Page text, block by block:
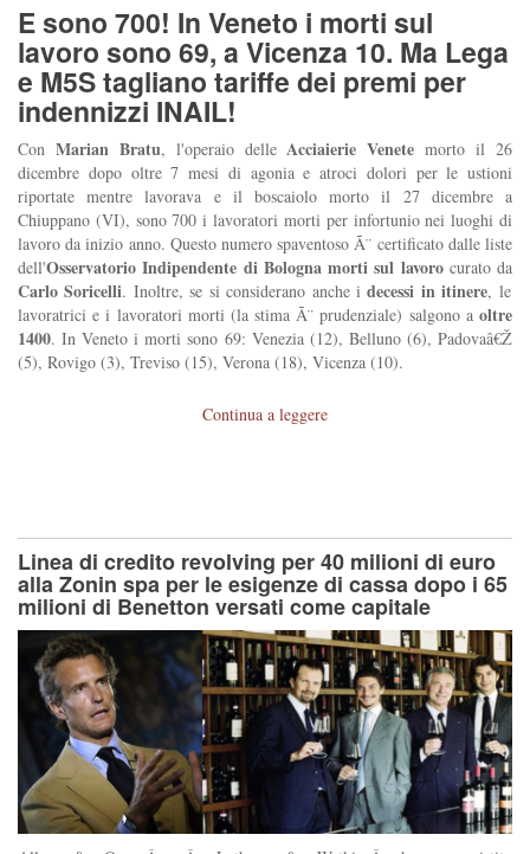
E sono 700! In Veneto i morti sul
lavoro sono 69, a Vicenza 10. Ma Lega
e M5S tagliano tariffe dei premi per
indennizzi INAIL!
Con Marian Bratu, l'operaio delleAcciaierie Venetemorto il 26
dicembre dopo oltre 7 mesi di agonia e atroci dolori per le ustioni
riportate mentre lavorava e il boscaiolo morto il 27 dicembre a
Chiuppano (VI), sono 700 i lavoratori morti per infortunio nei luoghi di
lavoro da inizio anno. Questo numero spaventoso Ã¨ certificato dalle liste
dell'Osservatorio Indipendente di Bologna morti sul lavorocurato da
Carlo Soricelli. Inoltre, se si considerano anche idecessi in itinere, le
lavoratrici e i lavoratori morti (la stima Ã¨ prudenziale) salgono aoltre
1400. In Veneto i morti sono 69: Venezia (12), Belluno (6), Padovaâ€Ž
(5), Rovigo (3), Treviso (15), Verona (18), Vicenza (10).
Continua a leggere
Linea di credito revolving per 40 milioni di euro
alla Zonin spa per le esigenze di cassa dopo i 65
milioni di Benetton versati come capitale